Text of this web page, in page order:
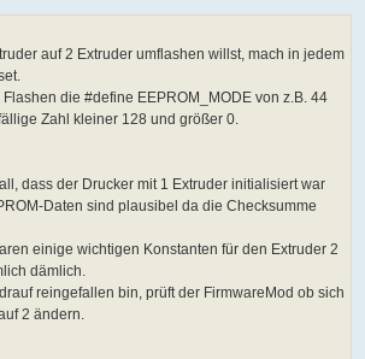
auf 2 Extruder umflashen willst, mach in jedem
Flashen die #define EEPROM_MODE von z.B. 44
Zahl kleiner 128 und größer 0.
dass der Drucker mit 1 Extruder initialisiert war
Daten sind plausibel da die Checksumme
einige wichtigen Konstanten für den Extruder 2
dämlich.
reingefallen bin, prüft der FirmwareMod ob sich
2 ändern.